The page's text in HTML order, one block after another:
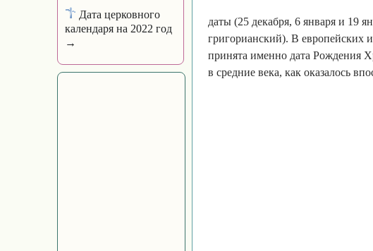
Дата церковного
календаря на 2022 год
→
даты (25 декабря, 6 января и 19
григорианский). В европейских и
принята именно дата Рождения
в средние века, как оказалось